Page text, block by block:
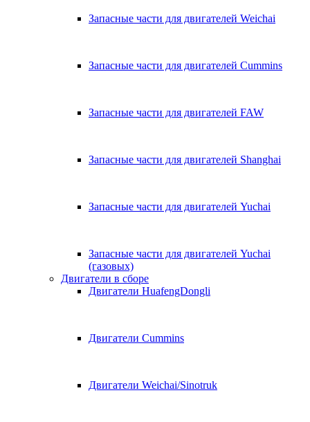
Запасные части для двигателей Weichai
Запасные части для двигателей Cummins
Запасные части для двигателей FAW
Запасные части для двигателей Shanghai
Запасные части для двигателей Yuchai
Запасные части для двигателей Yuchai
(газовых)
Двигатели в сборе
Двигатели HuafengDongli
Двигатели Cummins
Двигатели Weichai/Sinotruk